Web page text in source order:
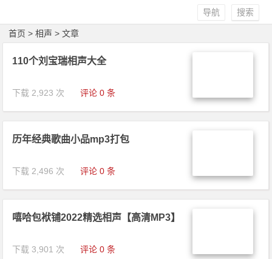
搜索
导航
首页 > 相声 > 文章
110个刘宝瑞相声大全
下载 2,923 次 评论 0 条
历年经典歌曲小品mp3打包
下载 2,496 次 评论 0 条
嘻哈包袱铺2022精选相声【高清MP3】
下载 3,901 次 评论 0 条